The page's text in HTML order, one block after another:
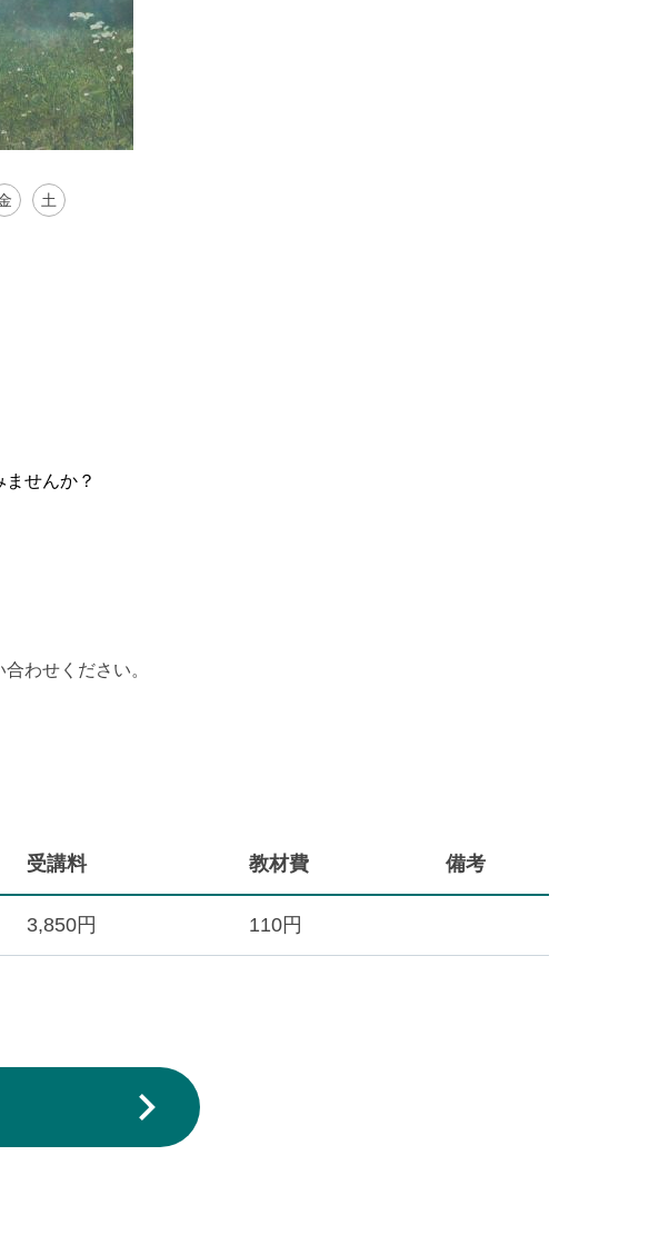
土
せんか？
わせください。
受講料 教材費 備考
3,850円 110円